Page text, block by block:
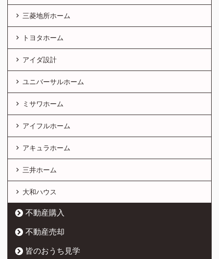
三菱地所ホーム
トヨタホーム
アイダ設計
ユニバーサルホーム
ミサワホーム
アイフルホーム
アキュラホーム
三井ホーム
大和ハウス
不動産購入
不動産売却
皆のおうち見学